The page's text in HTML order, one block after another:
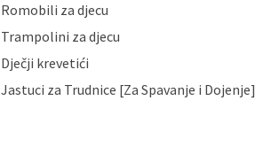
Romobili za djecu
Trampolini za djecu
Dječji krevetići
Jastuci za Trudnice [Za Spavanje i Dojenje]